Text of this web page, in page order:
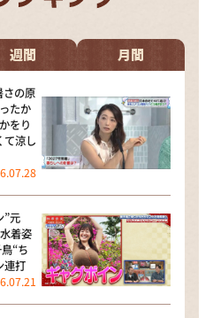
週間 月間
の原
たか
をり
て涼し
”元
着姿
“ち
連打